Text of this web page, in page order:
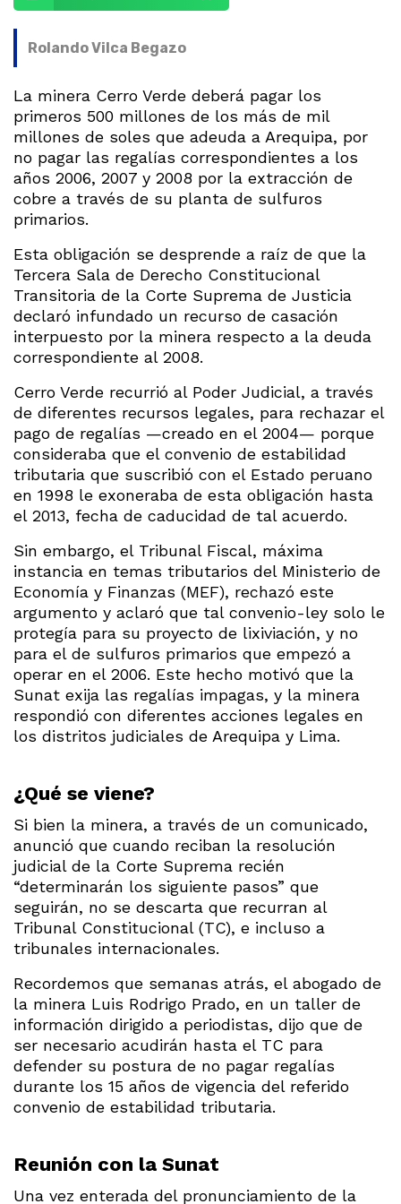
Rolando Vilca Begazo
La minera Cerro Verde deberá pagar los
primeros 500 millones de los más de mil
millones de soles que adeuda a Arequipa, por
no pagar las regalías correspondientes a los
años 2006, 2007 y 2008 por la extracción de
cobre a través de su planta de sulfuros
primarios.
Esta obligación se desprende a raíz de que la
Tercera Sala de Derecho Constitucional
Transitoria de la Corte Suprema de Justicia
declaró infundado un recurso de casación
interpuesto por la minera respecto a la deuda
correspondiente al 2008.
Cerro Verde recurrió al Poder Judicial, a través
de diferentes recursos legales, para rechazar el
pago de regalías —creado en el 2004— porque
consideraba que el convenio de estabilidad
tributaria que suscribió con el Estado peruano
en 1998 le exoneraba de esta obligación hasta
el 2013, fecha de caducidad de tal acuerdo.
Sin embargo, el Tribunal Fiscal, máxima
instancia en temas tributarios del Ministerio de
Economía y Finanzas (MEF), rechazó este
argumento y aclaró que tal convenio-ley solo le
protegía para su proyecto de lixiviación, y no
para el de sulfuros primarios que empezó a
operar en el 2006. Este hecho motivó que la
Sunat exija las regalías impagas, y la minera
respondió con diferentes acciones legales en
los distritos judiciales de Arequipa y Lima.
¿Qué se viene?
Si bien la minera, a través de un comunicado,
anunció que cuando reciban la resolución
judicial de la Corte Suprema recién
“determinarán los siguiente pasos” que
seguirán, no se descarta que recurran al
Tribunal Constitucional (TC), e incluso a
tribunales internacionales.
Recordemos que semanas atrás, el abogado de
la minera Luis Rodrigo Prado, en un taller de
información dirigido a periodistas, dijo que de
ser necesario acudirán hasta el TC para
defender su postura de no pagar regalías
durante los 15 años de vigencia del referido
convenio de estabilidad tributaria.
Reunión con la Sunat
Una vez enterada del pronunciamiento de la